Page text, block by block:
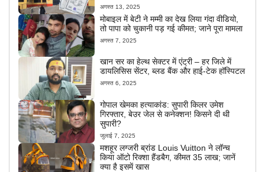
अगस्त 13, 2025
मोबाइल में बेटी ने मम्मी का देख लिया गंदा वीडियो,
तो पापा को चुकानी पड़ गई कीमत; जाने पूरा मामला
अगस्त 7, 2025
खान सर का हेल्थ सेक्टर में एंट्री – हर जिले में
डायलिसिस सेंटर, ब्लड बैंक और हाई-टेक हॉस्पिटल
अगस्त 6, 2025
गोपाल खेमका हत्याकांड: सुपारी किलर उमेश
गिरफ्तार, बेउर जेल से कनेक्शन! किसने दी थी
सुपारी?
जुलाई 7, 2025
मशहूर लग्जरी ब्रांड Louis Vuitton ने लॉन्च
किया ऑटो रिक्शा हैंडबैग, कीमत 35 लाख; जानें
क्या है इसमें खास